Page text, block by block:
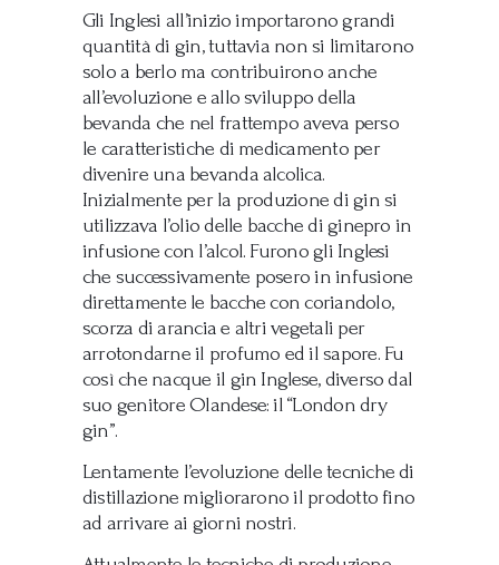
Gli Inglesi all’inizio importarono grandi
quantità di gin, tuttavia non si limitarono
solo a berlo ma contribuirono anche
all’evoluzione e allo sviluppo della
bevanda che nel frattempo aveva perso
le caratteristiche di medicamento per
divenire una bevanda alcolica.
Inizialmente per la produzione di gin si
utilizzava l’olio delle bacche di ginepro in
infusione con l’alcol. Furono gli Inglesi
che successivamente posero in infusione
direttamente le bacche con coriandolo,
scorza di arancia e altri vegetali per
arrotondarne il profumo ed il sapore. Fu
così che nacque il gin Inglese, diverso dal
suo genitore Olandese: il “London dry
gin”.
Lentamente l’evoluzione delle tecniche di
distillazione migliorarono il prodotto fino
ad arrivare ai giorni nostri.